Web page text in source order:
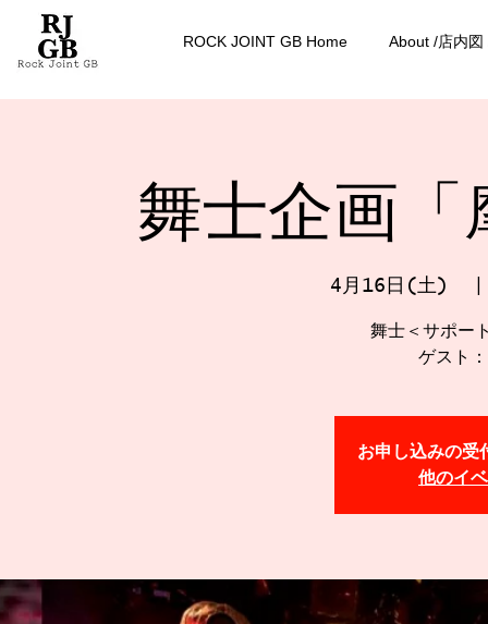
ROCK JOINT GB Home About /店内図
舞士企画「
4月16日(土)
舞士＜サポー
ゲスト
お申し込みの受
他のイ